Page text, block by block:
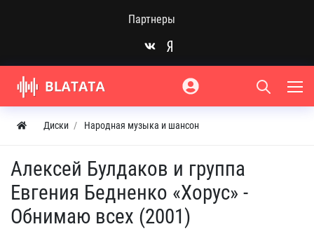
Партнеры
Диски Народная музыка и шансон
Алексей Булдаков и группа
Евгения Бедненко «Хорус» -
Обнимаю всех (2001)